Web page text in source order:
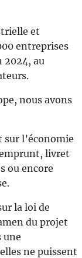
et
entreprises
2024, au
nous avons
sur l’économie
livret
ou encore
la loi de
du projet
une
ne puissent